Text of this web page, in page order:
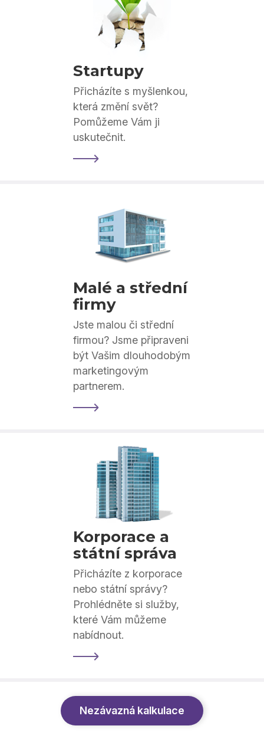
Startupy
Přicházíte s myšlenkou,
která změní svět?
Pomůžeme Vám ji
uskutečnit.
Malé a střední
firmy
Jste malou či střední
firmou? Jsme připraveni
být Vašim dlouhodobým
marketingovým
partnerem.
Korporace a
státní správa
Přicházíte z korporace
nebo státní správy?
Prohlédněte si služby,
které Vám můžeme
nabídnout.
Nezávazná kalkulace